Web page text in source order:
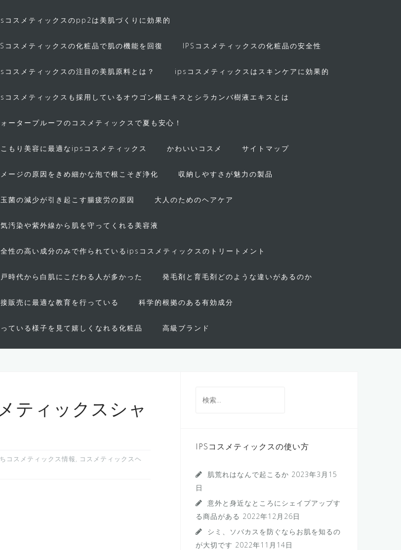
コスメティックスのpp2は美肌づくりに効果的
コスメティックスの化粧品で肌の機能を回復 IPSコスメティックスの化粧品の安全性
コスメティックスの注目の美肌原料とは？ ipsコスメティックスはスキンケアに効果的
コスメティックスも採用しているオウゴン根エキスとシラカンバ樹液エキスとは
ータープルーフのコスメティックスで夏も安心！
もり美容に最適なipsコスメティックス かわいいコスメ サイトマップ
ージの原因をきめ細かな泡で根こそぎ浄化 収納しやすさが魅力の製品
菌の減少が引き起こす腸疲労の原因 大人のためのヘアケア
汚染や紫外線から肌を守ってくれる美容液
性の高い成分のみで作られているipsコスメティックスのトリートメント
時代から白肌にこだわる人が多かった 発毛剤と育毛剤どのような違いがあるのか
販売に最適な教育を行っている 科学的根拠のある有効成分
ている様子を見て嬉しくなれる化粧品 高級ブランド
ティックスシャ
コスメティックス情報, コスメティックスヘ
索:
IPSコスメティックスの使い方
肌荒れはなんで起こるか 2023年3月15
日
意外と身近なところにシェイプアップす
る商品がある 2022年12月26日
シミ、ソバカスを防ぐならお肌を知るの
が大切です 2022年11月14日